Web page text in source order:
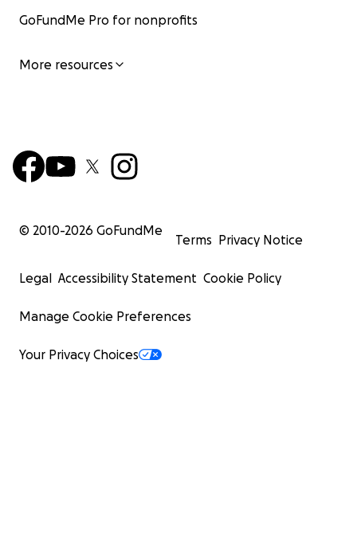
GoFundMe Pro for nonprofits
More resources
© 2010-2026 GoFundMe
Terms Privacy Notice
Legal Accessibility Statement Cookie Policy
Manage Cookie Preferences
Your Privacy Choices